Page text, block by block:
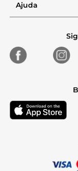
Ajuda